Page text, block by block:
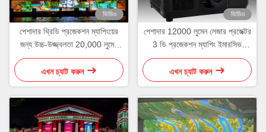
ভিডিও
পেশাদার থ্রিডি প্রজেকশন ম্যাপিংয়ের
জন্য উচ্চ-উজ্জ্বলতা 20,000 লুমেন
লেজার প্রজেক্টর
এখন চ্যাট করুন
ভিডিও
পেশাদার 12000 লুমেন লেজার প্রজেক্টর
3 ডি প্রজেকশন ম্যাপিং ইমারসিভ
ডিসপ্লে
এখন চ্যাট করুন